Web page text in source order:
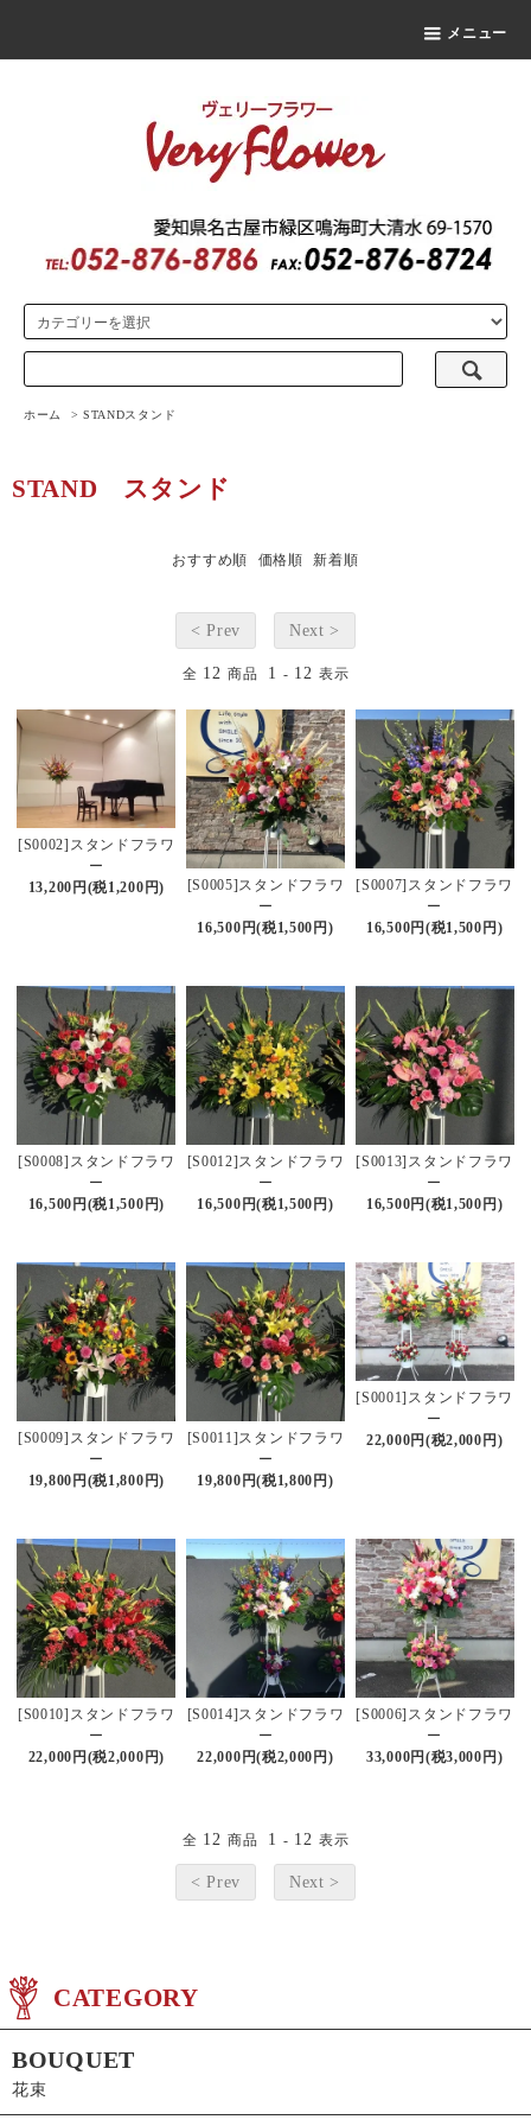
メニュー
ホーム > STANDスタンド
STAND スタンド
おすすめ順 価格順 新着順
< Prev Next >
全 12 商品 1 - 12 表示
[S0002]スタンドフラワ
ー
13,200円(税1,200円)
[S0005]スタンドフラワ
ー
16,500円(税1,500円)
[S0007]スタンドフラワ
ー
16,500円(税1,500円)
[S0008]スタンドフラワ
ー
16,500円(税1,500円)
[S0012]スタンドフラワ
ー
16,500円(税1,500円)
[S0013]スタンドフラワ
ー
16,500円(税1,500円)
[S0009]スタンドフラワ
ー
19,800円(税1,800円)
[S0011]スタンドフラワ
ー
19,800円(税1,800円)
[S0001]スタンドフラワ
ー
22,000円(税2,000円)
[S0010]スタンドフラワ
ー
22,000円(税2,000円)
[S0014]スタンドフラワ
ー
22,000円(税2,000円)
[S0006]スタンドフラワ
ー
33,000円(税3,000円)
全 12 商品 1 - 12 表示
< Prev Next >
CATEGORY
BOUQUET
花束